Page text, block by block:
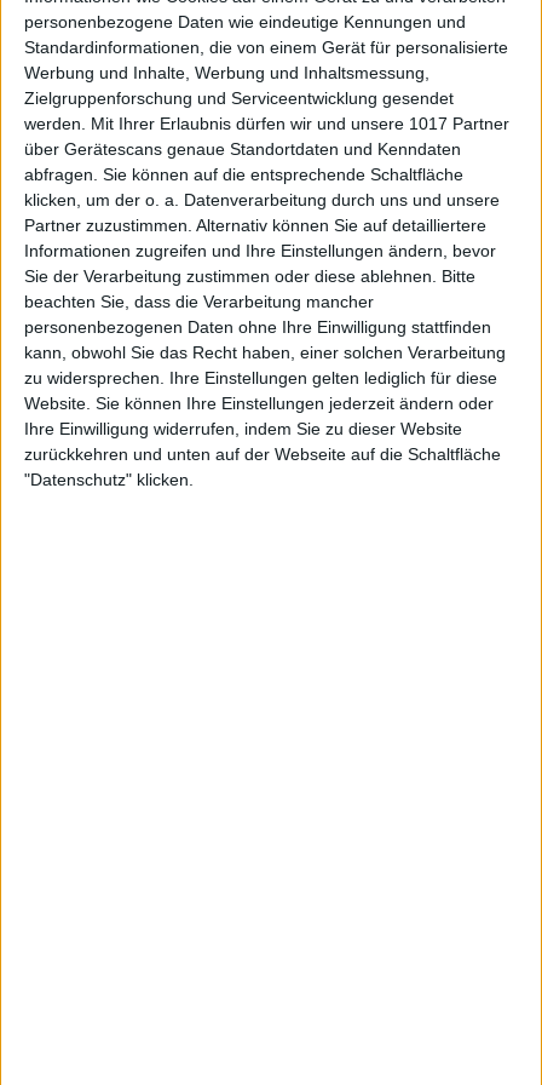
personenbezogene Daten wie eindeutige Kennungen und
Standardinformationen, die von einem Gerät für personalisierte
Werbung und Inhalte, Werbung und Inhaltsmessung,
Zielgruppenforschung und Serviceentwicklung gesendet
werden.
Mit Ihrer Erlaubnis dürfen wir und unsere 1017 Partner
über Gerätescans genaue Standortdaten und Kenndaten
abfragen. Sie können auf die entsprechende Schaltfläche
klicken, um der o. a. Datenverarbeitung durch uns und unsere
Partner zuzustimmen. Alternativ können Sie auf detailliertere
Informationen zugreifen und Ihre Einstellungen ändern, bevor
Sie der Verarbeitung zustimmen oder diese ablehnen.
Bitte
beachten Sie, dass die Verarbeitung mancher
personenbezogenen Daten ohne Ihre Einwilligung stattfinden
kann, obwohl Sie das Recht haben, einer solchen Verarbeitung
zu widersprechen. Ihre Einstellungen gelten lediglich für diese
Website. Sie können Ihre Einstellungen jederzeit ändern oder
Ihre Einwilligung widerrufen, indem Sie zu dieser Website
zurückkehren und unten auf der Webseite auf die Schaltfläche
"Datenschutz" klicken.